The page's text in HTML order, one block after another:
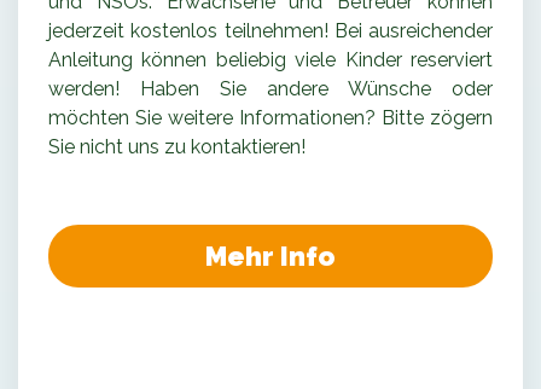
jederzeit kostenlos teilnehmen! Bei ausreichender
Anleitung können beliebig viele Kinder reserviert
werden! Haben Sie andere Wünsche oder
möchten Sie weitere Informationen? Bitte zögern
Sie nicht uns zu kontaktieren!
Mehr Info